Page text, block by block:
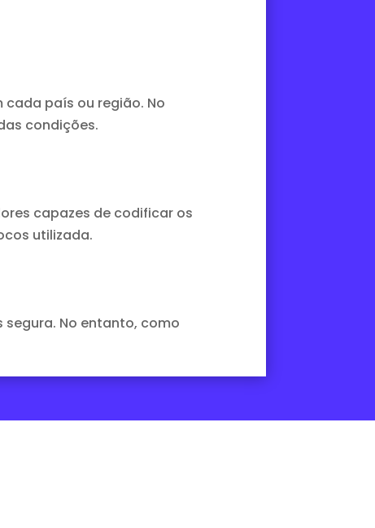
país ou região. No
condições.
capazes de codificar os
utilizada.
No entanto, como